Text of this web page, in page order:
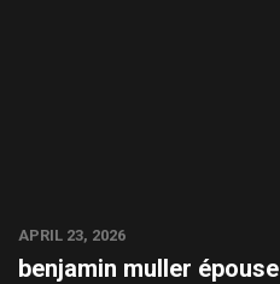
APRIL 23, 2026
benjamin muller épouse